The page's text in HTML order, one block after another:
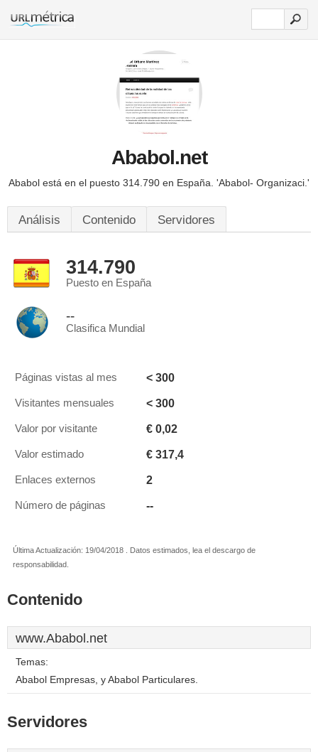
Ababol.net
Ababol está en el puesto 314.790 en España. 'Ababol- Organizaci.'
Análisis Contenido Servidores
314.790
Puesto en España
--
Clasifica Mundial
Páginas vistas al mes < 300
Visitantes mensuales < 300
Valor por visitante € 0,02
Valor estimado € 317,4
Enlaces externos 2
Número de páginas --
Última Actualización: 19/04/2018 . Datos estimados, lea el descargo de
responsabilidad.
Contenido
www.Ababol.net
Temas:
Ababol Empresas, y Ababol Particulares.
Servidores